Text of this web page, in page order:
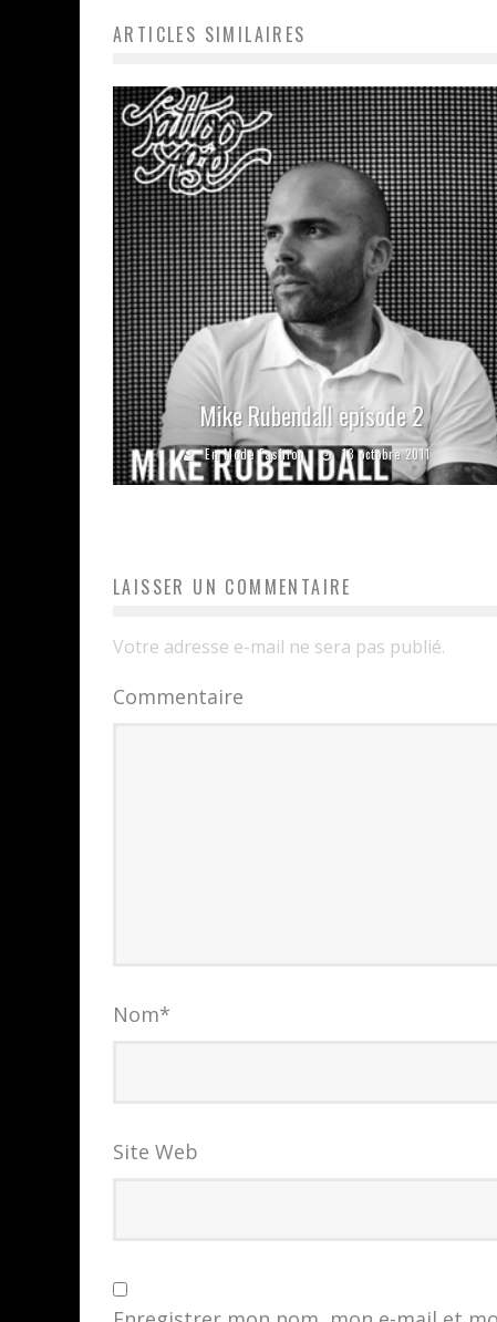
ARTICLES SIMILAIRES
Mike Rubendall episode 2
En Mode Fashion 13 octobre 2011
LAISSER UN COMMENTAIRE
Votre adresse e-mail ne sera pas publié.
Commentaire
Nom*
Site Web